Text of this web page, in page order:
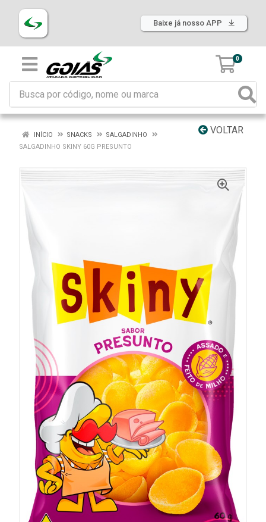
Baixe já nosso APP
0
VOLTAR
INÍCIO SNACKS
SALGADINHO
SALGADINHO SKINY 60G PRESUNTO